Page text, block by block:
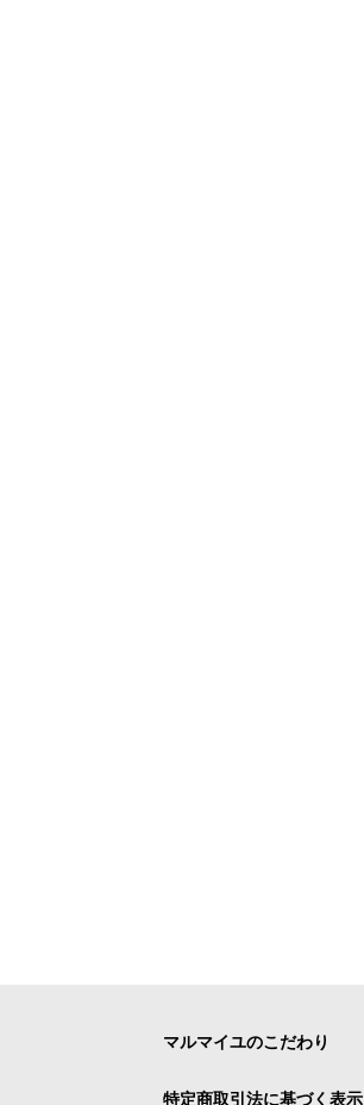
マルマイユのこだわり
特定商取引法に基づく表示